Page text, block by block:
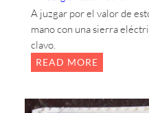
R
E
Ú
B
I
A juzgar por el valor de
mano con una sierra
clavo.
READ MORE:
G